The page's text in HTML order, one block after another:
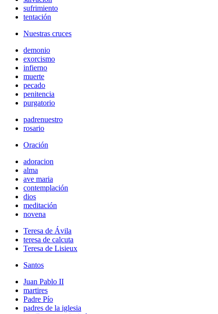
sufrimiento
tentación
Nuestras cruces
demonio
exorcismo
infierno
muerte
pecado
penitencia
purgatorio
padrenuestro
rosario
Oración
adoracion
alma
ave maria
contemplación
dios
meditación
novena
Teresa de Ávila
teresa de calcuta
Teresa de Lisieux
Santos
Juan Pablo II
martires
Padre Pío
padres de la iglesia